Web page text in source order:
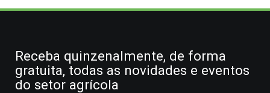
Receba quinzenalmente, de forma
gratuita, todas as novidades e eventos
do setor agrícola